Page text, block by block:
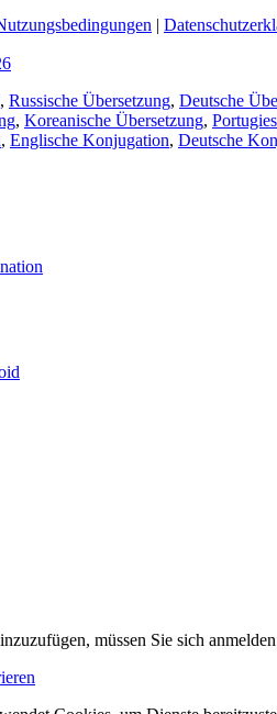
|
, Russische Übersetzung, Deutsche
, Koreanische Übersetzung,
, Englische Konjugation, Deutsche
müssen Sie sich